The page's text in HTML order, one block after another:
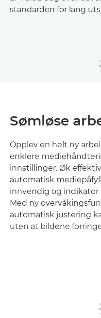
standarden for lang
Sømløse
Opplev en helt ny
enklere
innstillinger. Øk
automatisk
innvendig og indikator
Med ny
automatisk justering
uten at bildene